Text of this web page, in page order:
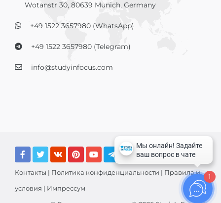
Wotanstr 30, 80639 Munich, Germany
+49 1522 3657980 (WhatsApp)
+49 1522 3657980 (Telegram)
info@studyinfocus.com
Контакты | Политика конфиденциальности | Правила и
условия | Импрессум
1